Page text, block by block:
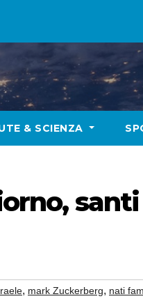
& SCIENZA
, mark Zuckerberg, nati